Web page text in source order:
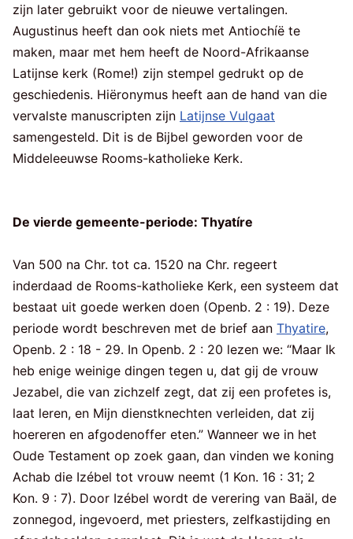
zijn later gebruikt voor de nieuwe vertalingen.
Augustinus heeft dan ook niets met Antiochíë te
maken, maar met hem heeft de Noord-Afrikaanse
Latijnse kerk (Rome!) zijn stempel gedrukt op de
geschiedenis. Hiëronymus heeft aan de hand van die
vervalste manuscripten zijn Latijnse Vulgaat
samengesteld. Dit is de Bijbel geworden voor de
Middeleeuwse Rooms-katholieke Kerk.
De vierde gemeente-periode: Thyatíre
Van 500 na Chr. tot ca. 1520 na Chr. regeert
inderdaad de Rooms-katholieke Kerk, een systeem dat
bestaat uit goede werken doen (Openb. 2 : 19). Deze
periode wordt beschreven met de brief aan Thyatire,
Openb. 2 : 18 - 29. In Openb. 2 : 20 lezen we: “Maar Ik
heb enige weinige dingen tegen u, dat gij de vrouw
Jezabel, die van zichzelf zegt, dat zij een profetes is,
laat leren, en Mijn dienstknechten verleiden, dat zij
hoereren en afgodenoffer eten.” Wanneer we in het
Oude Testament op zoek gaan, dan vinden we koning
Achab die Izébel tot vrouw neemt (1 Kon. 16 : 31; 2
Kon. 9 : 7). Door Izébel wordt de verering van Baäl, de
zonnegod, ingevoerd, met priesters, zelfkastijding en